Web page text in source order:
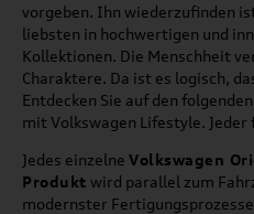
vorgeben. Ihn wiederzufinden
liebsten in hochwertigen und
Kollektionen. Die Menschheit
Charaktere. Da ist es logisch,
Entdecken Sie auf den
mit Volkswagen Lifestyle.
Jedes einzelne Volkswagen
Produkt wird parallel zum
modernster